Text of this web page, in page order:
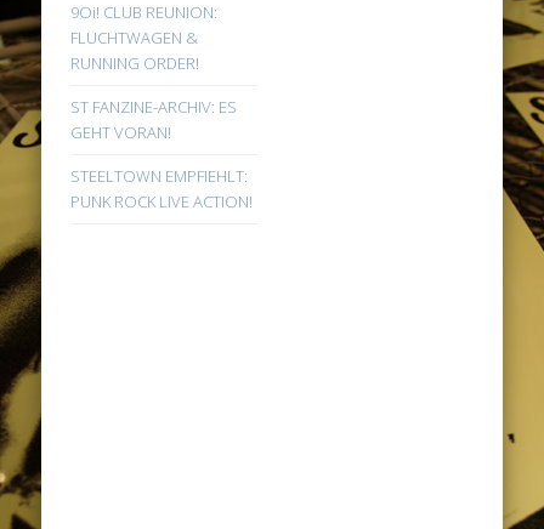
9Oi! CLUB REUNION:
FLUCHTWAGEN &
RUNNING ORDER!
ST FANZINE-ARCHIV: ES
GEHT VORAN!
STEELTOWN EMPFIEHLT:
PUNK ROCK LIVE ACTION!